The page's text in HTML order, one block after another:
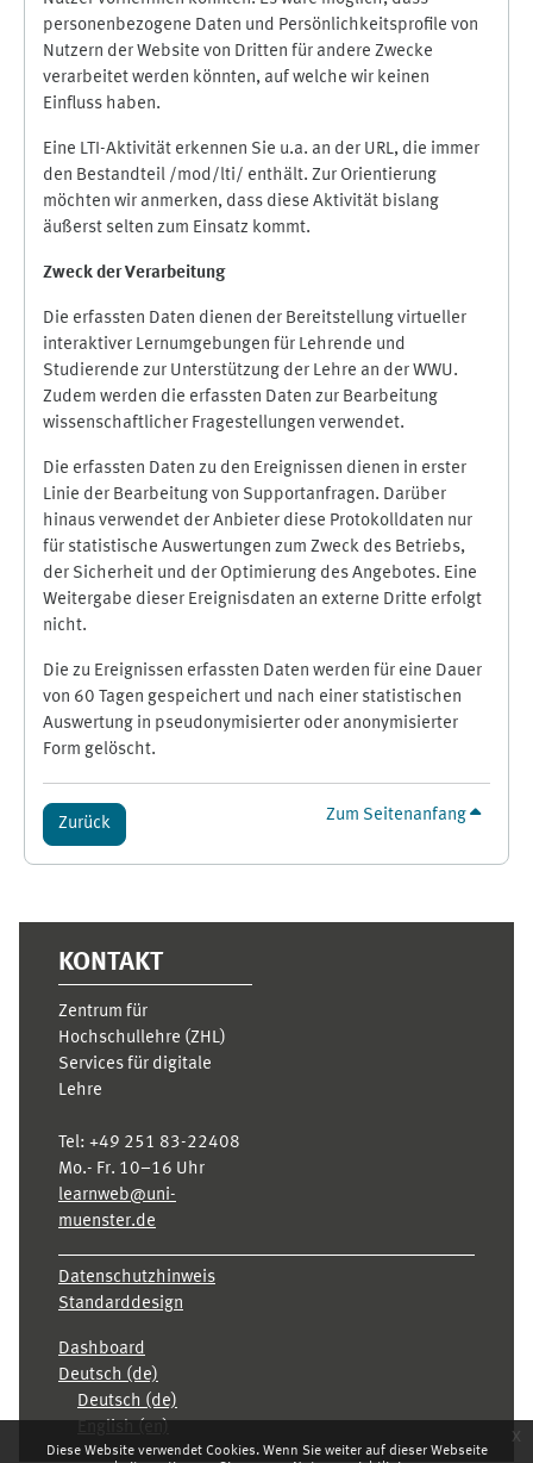
Diese Website verwendet Cookies. Wenn Sie weiter auf dieser Webseite
x
personenbezogene Daten und Persönlichkeitsprofile von
Nutzern der Website von Dritten für andere Zwecke
verarbeitet werden könnten, auf welche wir keinen
Einfluss haben.
Eine LTI-Aktivität erkennen Sie u.a. an der URL, die immer
den Bestandteil /mod/lti/ enthält. Zur Orientierung
möchten wir anmerken, dass diese Aktivität bislang
äußerst selten zum Einsatz kommt.
Zweck der Verarbeitung
Die erfassten Daten dienen der Bereitstellung virtueller
interaktiver Lernumgebungen für Lehrende und
Studierende zur Unterstützung der Lehre an der WWU.
Zudem werden die erfassten Daten zur Bearbeitung
wissenschaftlicher Fragestellungen verwendet.
Die erfassten Daten zu den Ereignissen dienen in erster
Linie der Bearbeitung von Supportanfragen. Darüber
hinaus verwendet der Anbieter diese Protokolldaten nur
für statistische Auswertungen zum Zweck des Betriebs,
der Sicherheit und der Optimierung des Angebotes. Eine
Weitergabe dieser Ereignisdaten an externe Dritte erfolgt
nicht.
Die zu Ereignissen erfassten Daten werden für eine Dauer
von 60 Tagen gespeichert und nach einer statistischen
Auswertung in pseudonymisierter oder anonymisierter
Form gelöscht.
Zurück Zum Seitenanfang
KONTAKT
Zentrum für
Hochschullehre (ZHL)
Services für digitale
Lehre
Tel: +49 251 83-22408
Mo.- Fr. 10–16 Uhr
learnweb@uni-
muenster.de
Datenschutzhinweis
Standarddesign
Dashboard
Deutsch ‎(de)‎
Deutsch ‎(de)‎